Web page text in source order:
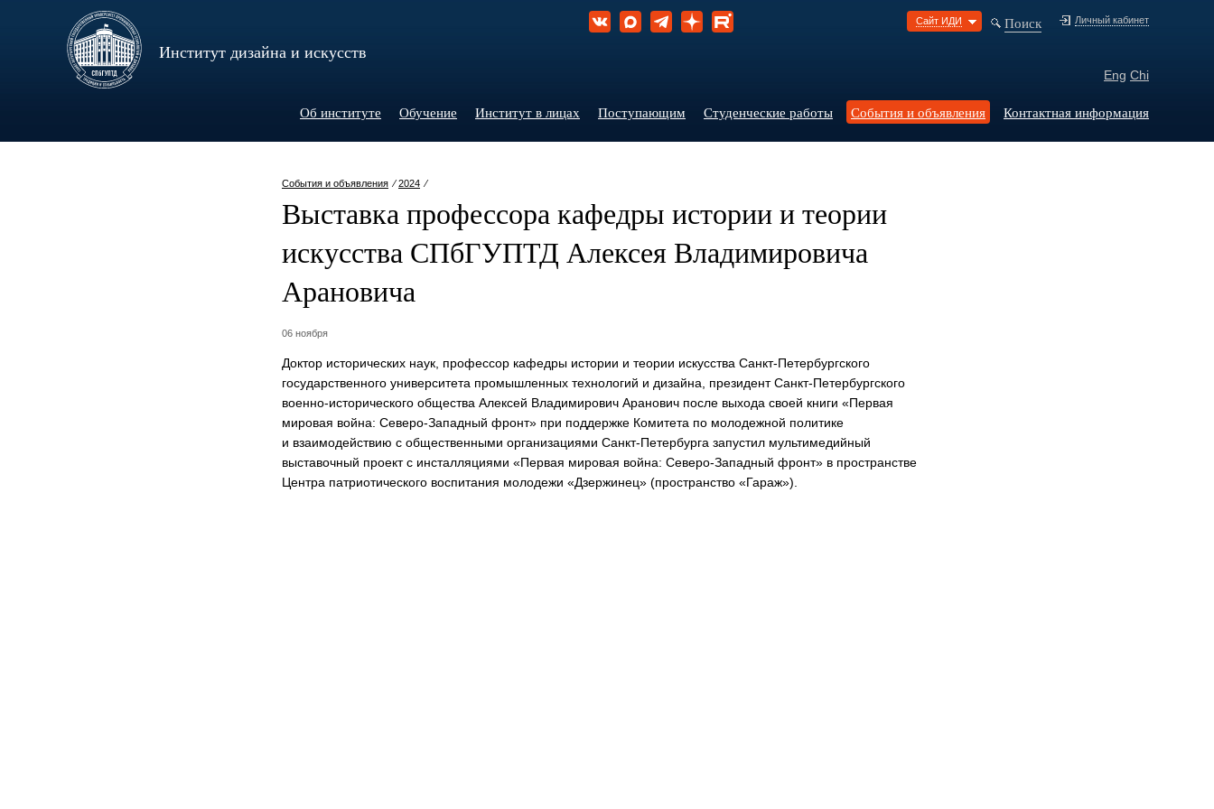
Институт дизайна и искусств
Личный кабинет
Поиск
Сайт ИДИ
Eng Chi
Об институте Обучение Институт в лицах Поступающим Студенческие работы События и объявления Контактная информация
События и объявления ⁄2024 ⁄
Выставка профессора кафедры истории и теории
искусства СПбГУПТД Алексея Владимировича
Арановича
06 ноября
Доктор исторических наук, профессор кафедры истории и теории искусства Санкт-Петербургского
государственного университета промышленных технологий и дизайна, президентСанкт-Петербургского
военно-исторического общества Алексей Владимирович Аранович после выхода своей книги «Первая
мировая война: Северо-Западный фронт» при поддержке Комитета по молодежной политике
и взаимодействию с общественными организациями Санкт-Петербурга запустил мультимедийный
выставочный проект с инсталляциями «Первая мировая война: Северо-Западный фронт» в пространстве
Центра патриотического воспитания молодежи «Дзержинец» (пространство «Гараж»).